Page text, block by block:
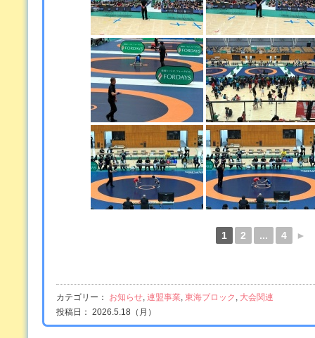
1 2 ... 4 ►
カテゴリー： お知らせ, 連盟事業, 東海ブロック , 大会関連
投稿日： 2026.5.18（月）